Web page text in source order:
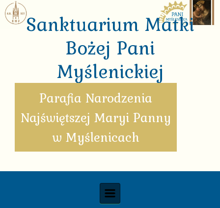
Skip to main content
Sanktuarium Matki
Bożej Pani
Myślenickiej
Parafia Narodzenia
Najświętszej Maryi Panny
w Myślenicach